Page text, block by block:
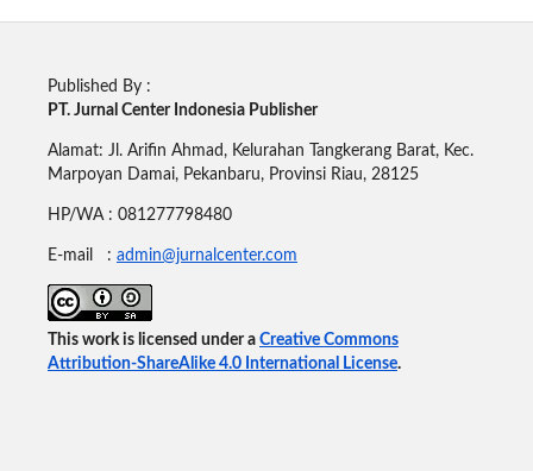
Published By :
PT. Jurnal Center Indonesia Publisher
Alamat: Jl. Arifin Ahmad, Kelurahan Tangkerang Barat, Kec.
Marpoyan Damai, Pekanbaru, Provinsi Riau, 28125
HP/WA : 081277798480
E-mail : admin@jurnalcenter.com
This work is licensed under a Creative Commons
Attribution-ShareAlike 4.0 International License.